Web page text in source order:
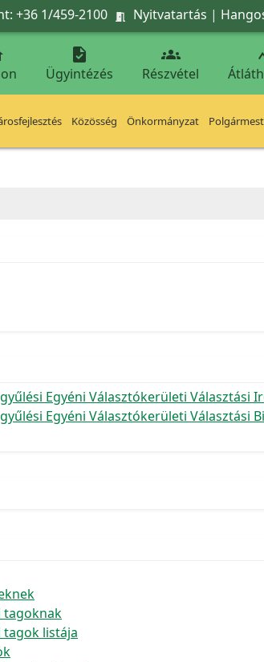
+36 1/459-2100  Nyitvatartás |

Ügyintézés

Részvétel
Közösség Önkormányzat
Egyéni Választókerületi Választási
Egyéni Választókerületi Választási
tagoknak
tagok listája